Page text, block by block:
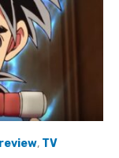
, TV